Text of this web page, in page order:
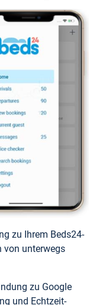
zu Ihrem Beds24-
von unterwegs
zu Google
und Echtzeit-